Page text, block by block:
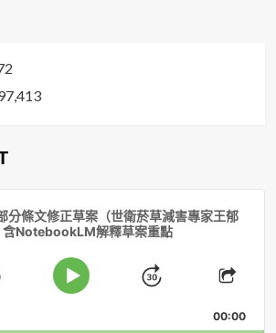
條文修正草案（世衛菸草減害專家王郁
含NotebookLM解釋草案重點
Play
Jump
Forward
Share
00:00